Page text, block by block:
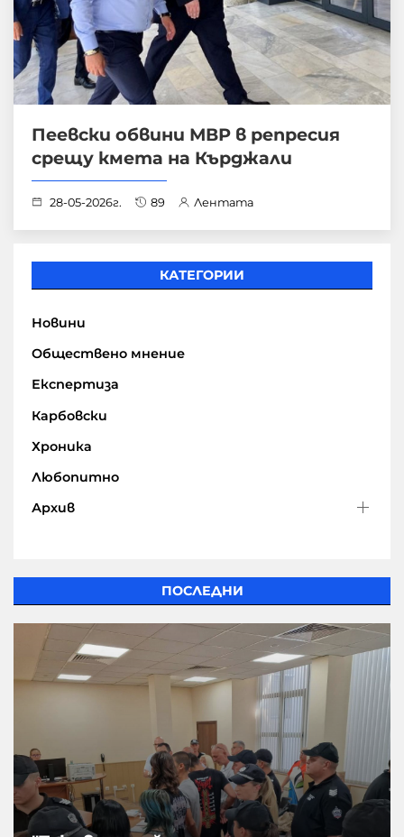
Пеевски обвини МВР в репресия
срещу кмета на Кърджали
28-05-2026г. 89 Лентата
КАТЕГОРИИ
Новини
Обществено мнение
Експертиза
Карбовски
Хроника
Любопитно
Архив
ПОСЛЕДНИ